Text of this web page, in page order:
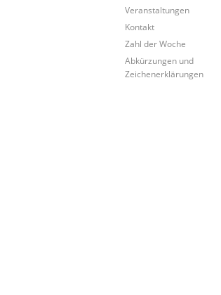
Veranstaltungen
Kontakt
Zahl der Woche
Abkürzungen und
Zeichenerklärungen